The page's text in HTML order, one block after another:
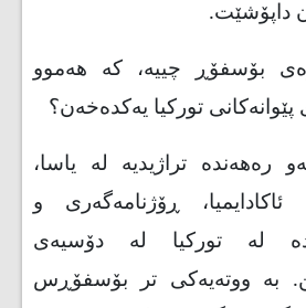
داپۆشێت.
بۆسفۆڕ چییە، کە هەموو
تورکیا یەکدەخەن؟
رەهەندە تراژیدیە لە یاسا،
ڕۆژنامەگەری و
لە تورکیا لە دۆسیەی
بە ووتەیەکی تر بۆسفۆڕس